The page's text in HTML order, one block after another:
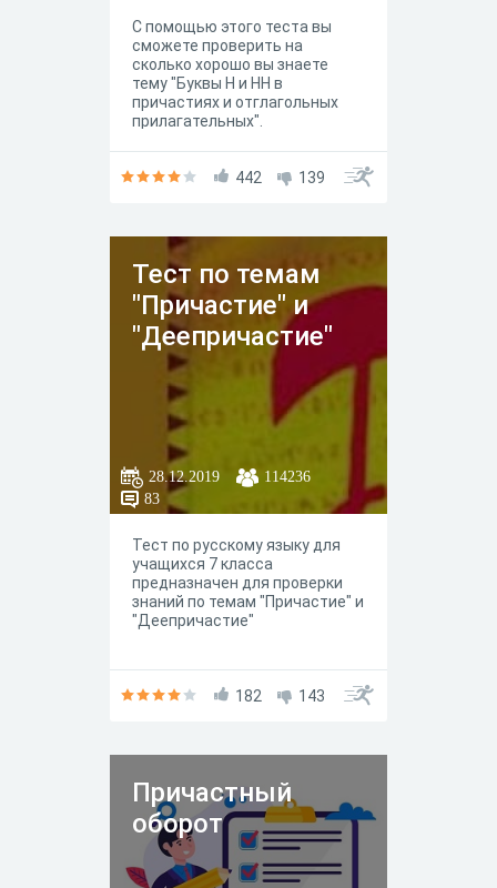
С помощью этого теста вы
сможете проверить на
сколько хорошо вы знаете
тему "Буквы Н и НН в
причастиях и отглагольных
прилагательных".
442 139
Тест по темам
"Причастие" и
"Деепричастие"
28.12.2019
114236
83
Тест по русскому языку для
учащихся 7 класса
предназначен для проверки
знаний по темам "Причастие" и
"Деепричастие"
182 143
Причастный
оборот